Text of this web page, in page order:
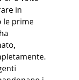
in
le prime